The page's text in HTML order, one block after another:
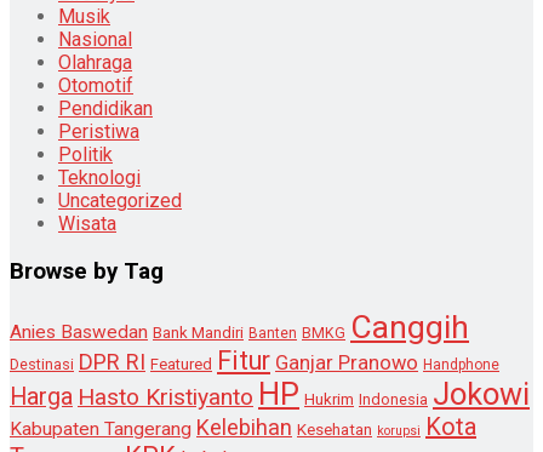
Musik
Nasional
Olahraga
Otomotif
Pendidikan
Peristiwa
Politik
Teknologi
Uncategorized
Wisata
Browse by Tag
Anies Baswedan Bank Mandiri Banten BMKG Canggih
Destinasi DPR RI Featured Fitur Ganjar Pranowo Handphone
Harga Hasto Kristiyanto HP Hukrim Indonesia Jokowi
Kabupaten Tangerang Kelebihan Kesehatan korupsi Kota